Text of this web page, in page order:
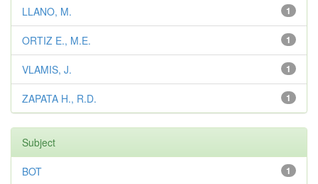
1
LLANO, M.
1
ORTIZ E., M.E.
1
VLAMIS, J.
1
ZAPATA H., R.D.
Subject
1
BOT